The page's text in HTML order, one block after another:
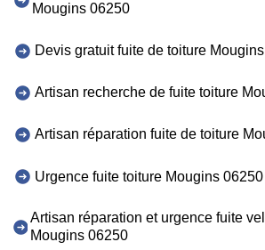
Mougins 06250
Devis gratuit fuite de toiture
Artisan recherche de fuite toiture
Artisan réparation fuite de toiture
Urgence fuite toiture Mougins 06250
Artisan réparation et urgence fuite
Mougins 06250